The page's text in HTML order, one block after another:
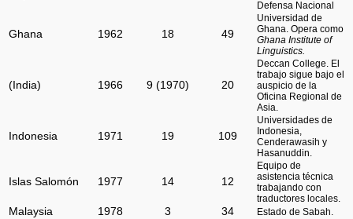
Defensa Nacional
Ghana 1962 18 49
Universidad de
Ghana. Opera como
Ghana Institute of
Linguistics.
(India) 1966 9 (1970) 20
Deccan College. El
trabajo sigue bajo el
auspicio de la
Oficina Regional de
Asia.
Indonesia 1971 19 109
Universidades de
Indonesia,
Cenderawasih y
Hasanuddin.
Islas Salomón 1977 14 12
Equipo de
asistencia técnica
trabajando con
traductores locales.
Malaysia 1978 3 34 Estado de Sabah.